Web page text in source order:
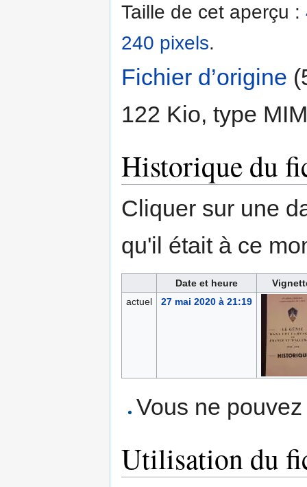
Taille de cet aperçu :
240 pixels.
Fichier d’origine
122 Kio, type
Historique du
Cliquer sur une
qu'il était à ce
Date et heure
actuel
27 mai 2020 à 21:19
Vous ne
Utilisation du